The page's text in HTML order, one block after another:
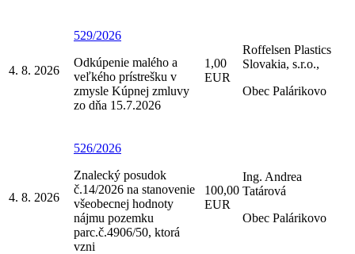
4. 8. 2026
529/2026
Odkúpenie malého a
veľkého prístrešku v
zmysle Kúpnej zmluvy
zo dňa 15.7.2026
1,00
EUR
Roffelsen Plastics
Slovakia, s.r.o.,
Obec Palárikovo
4. 8. 2026
526/2026
Znalecký posudok
č.14/2026 na stanovenie
všeobecnej hodnoty
nájmu pozemku
parc.č.4906/50, ktorá
vzni
100,00
EUR
Ing. Andrea
Tatárová
Obec Palárikovo